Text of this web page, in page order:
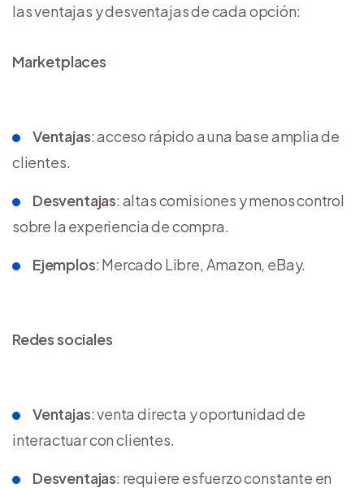
las ventajas y desventajas de cada opción:
Marketplaces
Ventajas: acceso rápido a una base amplia de
clientes.
Desventajas: altas comisiones y menos control
sobre la experiencia de compra.
Ejemplos: Mercado Libre, Amazon, eBay.
Redes sociales
Ventajas: venta directa y oportunidad de
interactuar con clientes.
Desventajas: requiere esfuerzo constante en